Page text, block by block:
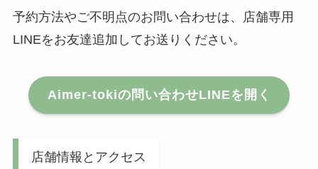
予約方法やご不明点のお問い合わせは、店舗専用
LINEをお友達追加してお送りください。
Aimer-tokiの問い合わせLINEを開く
店舗情報とアクセス